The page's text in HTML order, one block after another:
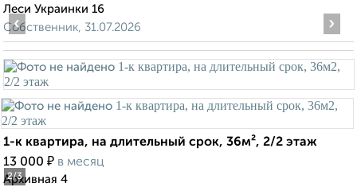
Леси Украинки 16
Собственник, 31.07.2026
2/3
‹ ›
1-к квартира, на длительный срок, 36м², 2/2 этаж
13 000 ₽ в месяц
Архивная 4